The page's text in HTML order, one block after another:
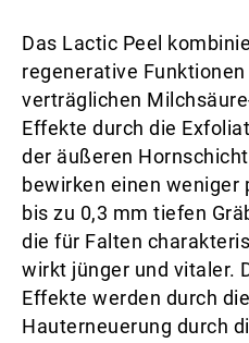
Das Lactic Peel
regenerative
verträglichen
Effekte durch die
der äußeren
bewirken einen weniger
bis zu 0,3 mm tiefen
die für Falten
wirkt jünger und vitaler.
Effekte werden durch
Hauterneuerung durch